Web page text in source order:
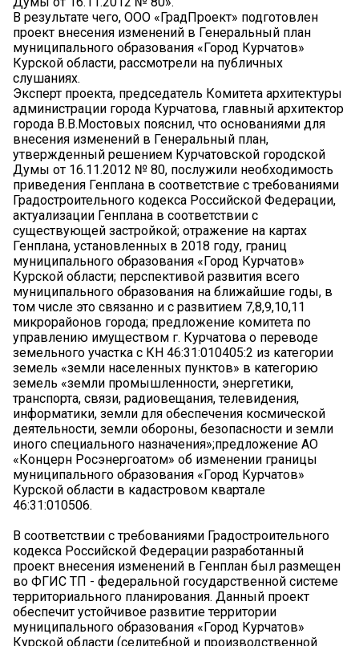
В результате чего, ООО «ГрадПроект» подготовлен
проект внесения изменений в Генеральный план
муниципального образования «Город Курчатов»
Курской области, рассмотрели на публичных
слушаниях.
Эксперт проекта, председатель Комитета архитектуры
администрации города Курчатова, главный архитектор
города В.В.Мостовых пояснил, что основаниями для
внесения изменений в Генеральный план,
утвержденный решением Курчатовской городской
Думы от 16.11.2012 № 80, послужили необходимость
приведения Генплана в соответствие с требованиями
Градостроительного кодекса Российской Федерации,
актуализации Генплана в соответствии с
существующей застройкой; отражение на картах
Генплана, установленных в 2018 году, границ
муниципального образования «Город Курчатов»
Курской области; перспективой развития всего
муниципального образования на ближайшие годы, в
том числе это связанно и с развитием 7,8,9,10,11
микрорайонов города; предложение комитета по
управлению имуществом г. Курчатова о переводе
земельного участка с КН 46:31:010405:2 из категории
земель «земли населенных пунктов» в категорию
земель «земли промышленности, энергетики,
транспорта, связи, радиовещания, телевидения,
информатики, земли для обеспечения космической
деятельности, земли обороны, безопасности и земли
иного специального назначения»;предложение АО
«Концерн Росэнергоатом» об изменении границы
муниципального образования «Город Курчатов»
Курской области в кадастровом квартале
46:31:010506.
В соответствии с требованиями Градостроительного
кодекса Российской Федерации разработанный
проект внесения изменений в Генплан был размещен
во ФГИС ТП - федеральной государственной системе
территориального планирования. Данный проект
обеспечит устойчивое развитие территории
муниципального образования «Город Курчатов»
Курской области (селитебной и производственной